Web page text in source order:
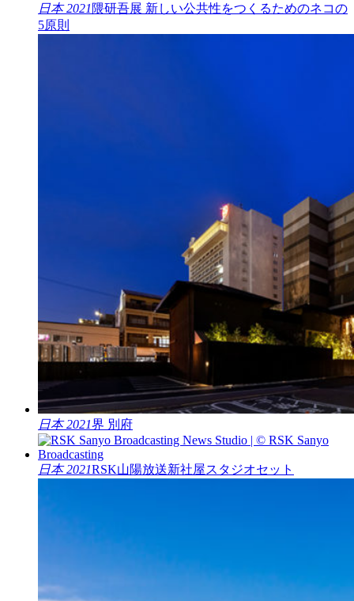
日本 2021 隈研吾展 新しい公共性をつくるためのネコの
5原則
日本 2021界 別府
日本 2021RSK山陽放送新社屋スタジオセット